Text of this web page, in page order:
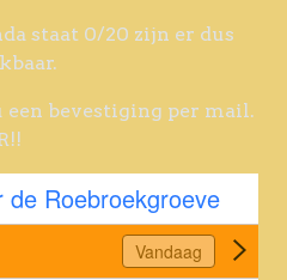
staat 0/20 zijn er dus
bevestiging per mail.